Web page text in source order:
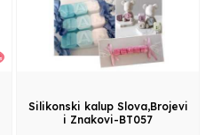
Silikonski kalup Slova,Brojevi
i Znakovi-BT057